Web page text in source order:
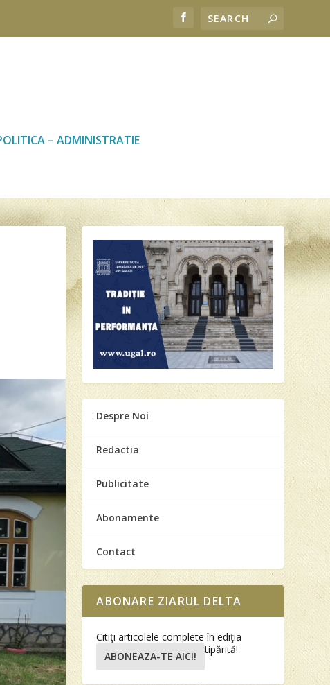
– ADMINISTRATIE
Despre Noi
Redactia
Publicitate
Abonamente
Contact
ABONARE ZIARUL DELTA
Citiţi articolele complete în ediţia
tipărită!
ABONEAZA-TE AICI!